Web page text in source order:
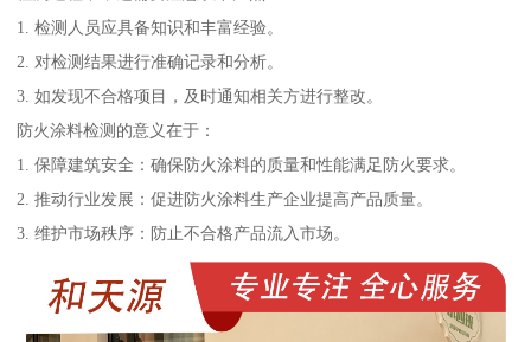
1. 检测人员应具备知识和丰富经验。
2. 对检测结果进行准确记录和分析。
3. 如发现不合格项目，及时通知相关方进行整改。
防火涂料检测的意义在于：
1. 保障建筑安全：确保防火涂料的质量和性能满足防火要求。
2. 推动行业发展：促进防火涂料生产企业提高产品质量。
3. 维护市场秩序：防止不合格产品流入市场。